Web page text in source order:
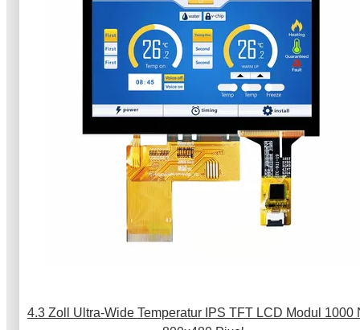
4.3 Zoll Ultra-Wide Temperatur IPS TFT LCD Modul 1000